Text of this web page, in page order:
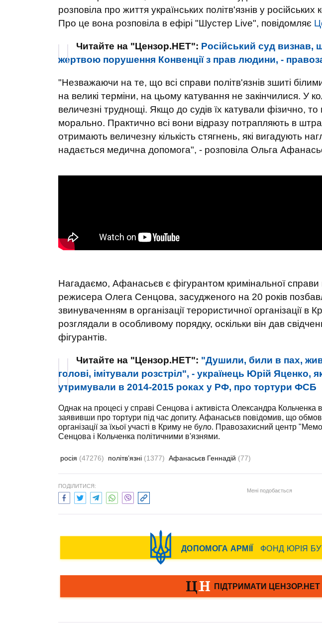
розповіла про життя українських політв'язнів у російських
Про це вона розповіла в ефірі "Шустер Live", повідомляє
Читайте на "Цензор.НЕТ": Російський суд визнав,
жертвою порушення Конвенції з прав людини, -
"Незважаючи на те, що всі справи політв'язнів зшиті
на великі терміни, на цьому катування не закінчилися. У
величезні труднощі. Якщо до судів їх катували фізично, то
морально. Практично всі вони відразу потрапляють в
отримають величезну кількість стягнень, які вигадують
надається медична допомога", - розповіла Ольга
Нагадаємо, Афанасьєв є фігурантом кримінальної справи
режисера Олега Сенцова, засудженого на 20 років
звинуваченням в організації терористичної організації
розглядали в особливому порядку, оскільки він дав
фігурантів.
Читайте на "Цензор.НЕТ": "Душили, били в пах,
голові, імітували розстріл", - українець Юрій Яценко,
утримували в 2014-2015 роках у РФ, про тортури ФСБ
Однак на процесі у справі Сенцова і активіста Олександра Кольченка
заявивши про тортури під час допиту. Афанасьєв повідомив, що
організації за їхьої участі в Криму не було. Правозахисний центр
Сенцова і Кольченка політичними в'язнями.
росія (47276) політв’язні (1377) Афанасьєв Геннадій (77)
ПОДІЛИТИСЯ:
Мені подобається